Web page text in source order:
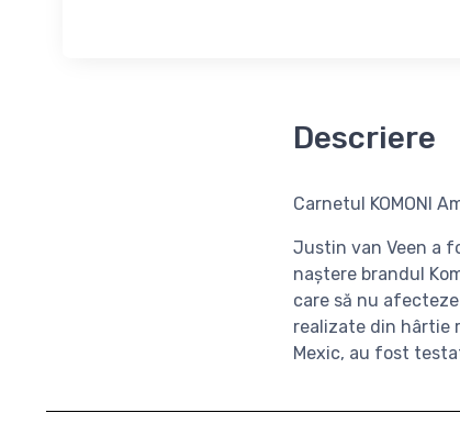
Descriere
Carnetul KOMONI
Justin van Veen a
naștere brandul
care să nu
realizate din hârtie
Mexic, au fost